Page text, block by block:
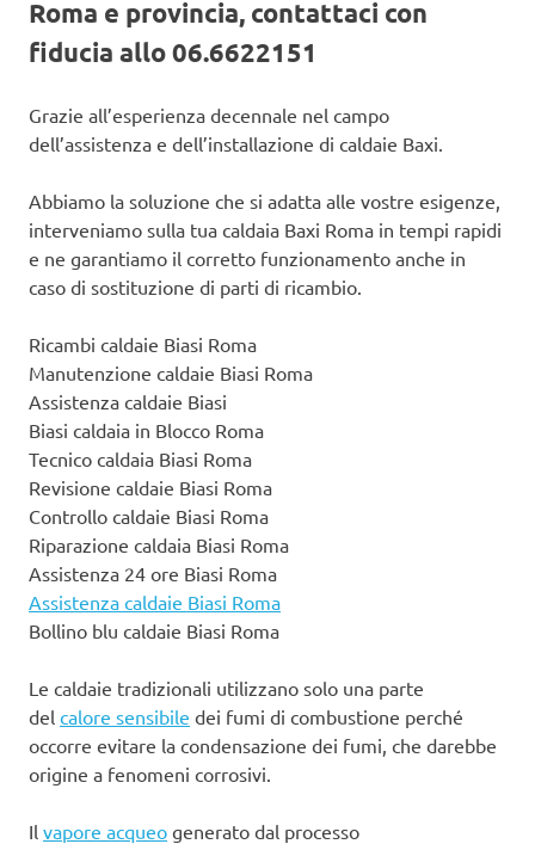
Roma e provincia, contattaci con
fiducia allo 06.6622151
Grazie all’esperienza decennale nel campo
dell’assistenza e dell’installazione di caldaie Baxi.
Abbiamo la soluzione che si adatta alle vostre esigenze,
interveniamo sulla tua caldaia Baxi Roma in tempi rapidi
e ne garantiamo il corretto funzionamento anche in
caso di sostituzione di parti di ricambio.
Ricambi caldaie Biasi Roma
Manutenzione caldaie Biasi Roma
Assistenza caldaie Biasi
Biasi caldaia in Blocco Roma
Tecnico caldaia Biasi Roma
Revisione caldaie Biasi Roma
Controllo caldaie Biasi Roma
Riparazione caldaia Biasi Roma
Assistenza 24 ore Biasi Roma
Assistenza caldaie Biasi Roma
Bollino blu caldaie Biasi Roma
Le caldaie tradizionali utilizzano solo una parte
del calore sensibile dei fumi di combustione perché
occorre evitare la condensazione dei fumi, che darebbe
origine a fenomeni corrosivi.
Il vapore acqueo generato dal processo